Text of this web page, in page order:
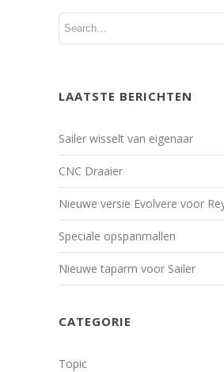
LAATSTE BERICHTEN
Sailer wisselt van eigenaar
CNC Draaier
Nieuwe versie Evolvere voor
Speciale opspanmallen
Nieuwe taparm voor Sailer
CATEGORIE
Topic